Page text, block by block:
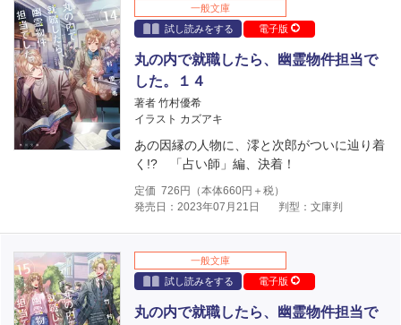
一般文庫
試し読みをする
電子版
丸の内で就職したら、幽霊物件担当で
した。１４
著者 竹村優希
イラスト カズアキ
あの因縁の人物に、澪と次郎がついに辿り着
く!? 「占い師」編、決着！
定価 726 円（本体660円＋税）
発売日：2023年07月21日
判型：文庫判
一般文庫
試し読みをする
電子版
丸の内で就職したら、幽霊物件担当で